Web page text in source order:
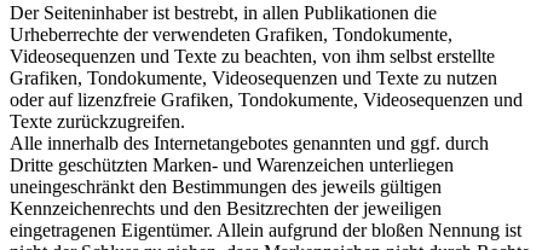
Der Seiteninhaber ist bestrebt, in allen Publikationen die
Urheberrechte der verwendeten Grafiken, Tondokumente,
Videosequenzen und Texte zu beachten, von ihm selbst erstellte
Grafiken, Tondokumente, Videosequenzen und Texte zu nutzen
oder auf lizenzfreie Grafiken, Tondokumente, Videosequenzen und
Texte zurückzugreifen.
Alle innerhalb des Internetangebotes genannten und ggf. durch
Dritte geschützten Marken- und Warenzeichen unterliegen
uneingeschränkt den Bestimmungen des jeweils gültigen
Kennzeichenrechts und den Besitzrechten der jeweiligen
eingetragenen Eigentümer. Allein aufgrund der bloßen Nennung ist